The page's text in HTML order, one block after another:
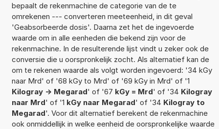
bepaalt de rekenmachine de categorie van de te
omrekenen --- converteren meeteenheid, in dit geval
'Geabsorbeerde dosis'. Daarna zet het de ingevoerde
waarde om in alle eenheden die bekend zijn voor de
rekenmachine. In de resulterende lijst vindt u zeker ook de
conversie die u oorspronkelijk zocht. Als alternatief kan de
om te rekenen waarde als volgt worden ingevoerd: '34 kGy
naar Mrd' of '68 kGy to Mrd' of '69 kGy in Mrd' of '1
Kilogray -> Megarad' of '67 kGy = Mrd' of '34 Kilogray
naar Mrd' of '1 kGy naar Megarad' of '34 Kilogray to
Megarad'. Voor dit alternatief berekent de rekenmachine
ook onmiddellijk in welke eenheid de oorspronkelijke waarde